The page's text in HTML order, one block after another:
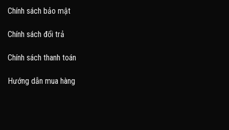
Chính sách bảo mật
Chính sách đổi trả
Chính sách thanh toán
Hướng dẫn mua hàng